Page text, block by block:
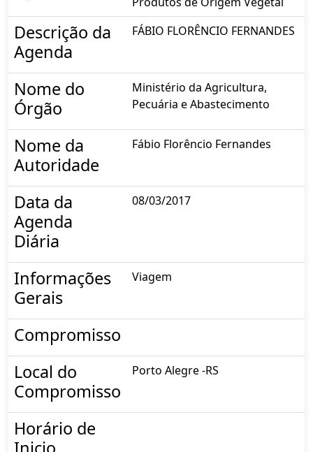
Descrição da
Agenda
FÁBIO FLORÊNCIO FERNANDES
Nome do
Órgão
Ministério da Agricultura,
Pecuária e Abastecimento
Nome da
Autoridade
Fábio Florêncio Fernandes
Data da
Agenda
Diária
08/03/2017
Informações
Gerais
Viagem
Compromisso
Local do
Compromisso
Porto Alegre -RS
Horário de